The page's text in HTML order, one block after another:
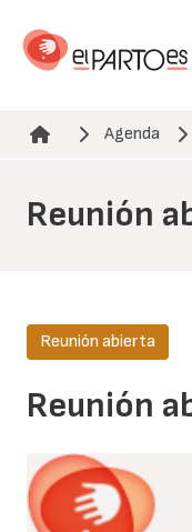
contenido
Ruta de navegación
Agenda
Reunión
Reunión abierta
Reunión